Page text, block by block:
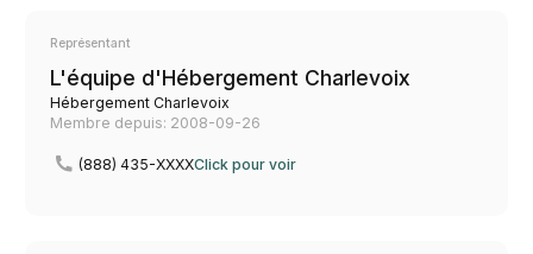
Représentant
L'équipe d'Hébergement Charlevoix
Hébergement Charlevoix
Membre depuis: 2008-09-26
(888) 435-XXXXClick pour voir